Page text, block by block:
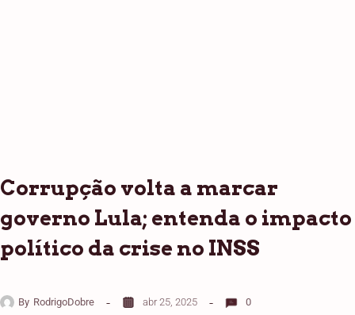
Corrupção volta a marcar
governo Lula; entenda o impacto
político da crise no INSS
By RodrigoDobre abr 25, 2025 0